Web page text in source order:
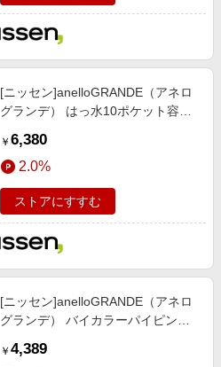
[ニッセン]anelloGRANDE（アネロ
グランデ） はっ水10ポケット容量
対応）/靴/レディースシューズ)/バ
ッグ/アクセサリー / バッグ/鞄/ ボス
トンバッグ/ブラック/スミクロ)
￥ 6,380
2.0%
ストアにすすむ
[ニッセン]anelloGRANDE（アネロ
グランデ） バイカラーパイピング
ディースシューズ)/バッグ/アクセサ
￥ 4,389